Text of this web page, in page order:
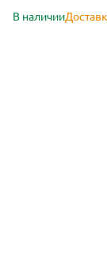
В наличии